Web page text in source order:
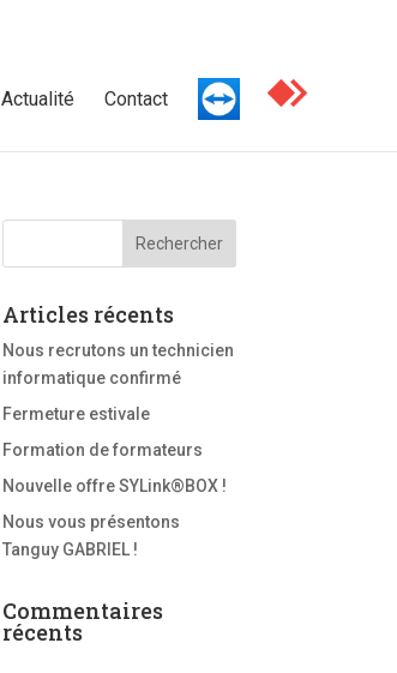
Actualité Contact
Articles récents
Nous recrutons un technicien
informatique confirmé
Fermeture estivale
Formation de formateurs
Nouvelle offre SYLink®BOX !
Nous vous présentons
Tanguy GABRIEL !
Commentaires
récents